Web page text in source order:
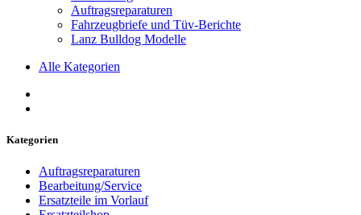
Auftragsreparaturen
Fahrzeugbriefe und Tüv-Berichte
Lanz Bulldog Modelle
Alle Kategorien
Kategorien
Auftragsreparaturen
Bearbeitung/Service
Ersatzteile im Vorlauf